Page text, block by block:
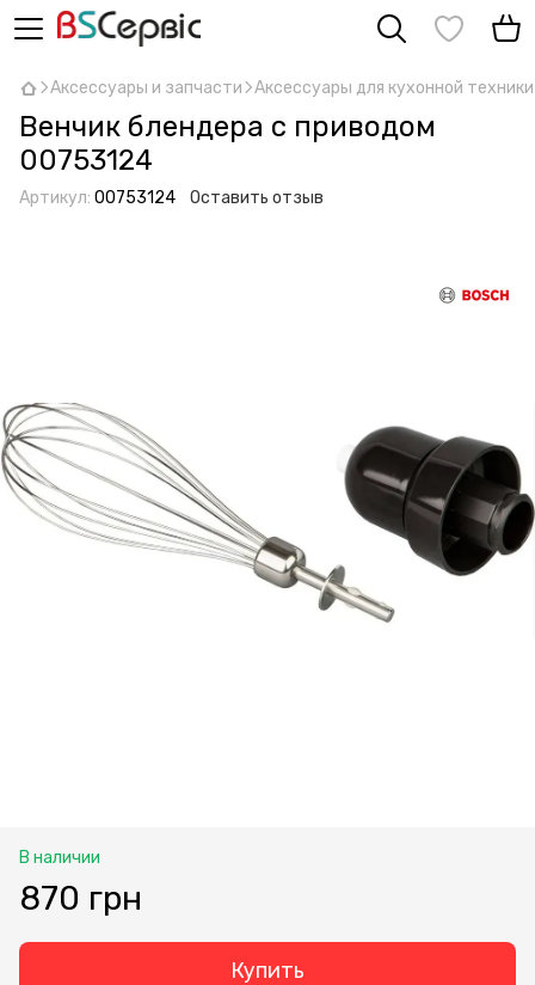
Аксессуары и запчасти Аксессуары для кухонной техники
Венчик блендера с приводом
00753124
Артикул: 00753124 Оставить отзыв
В наличии
870 грн
Купить